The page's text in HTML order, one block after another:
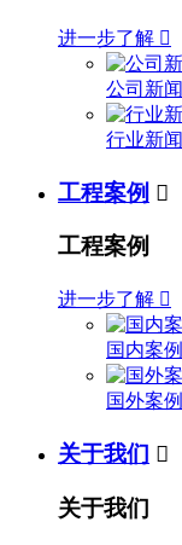
进一步了解 
公司新闻
行业新闻
工程案例 
工程案例
进一步了解 
国内案例
国外案例
关于我们 
关于我们